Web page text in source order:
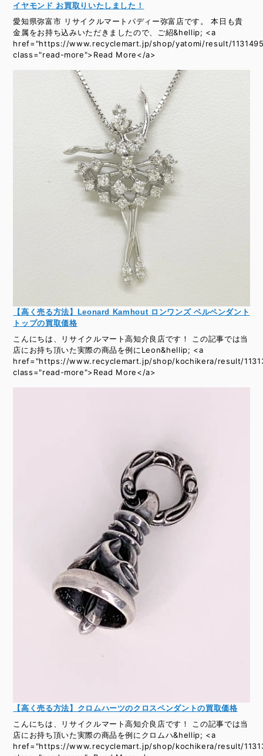
イヤモンド お買取りいたしました！
愛知県弥富市 リサイクルマートパディー弥富店です。 本日も貴
金属をお持ち込みいただきましたので、ご紹&hellip; <a
href="https://www.recyclemart.jp/shop/yatomi/result/
class="read-more">Read More</a>
【高く売る方法】Leonard Kamhout ロンワンズ ベルペンダント
トップの買取価格
こんにちは、リサイクルマート高知介良店です！ この記事では当
店にお持ち頂いた実際の商品を例にLeon&hellip; <a
href="https://www.recyclemart.jp/shop/kochikera/result/
class="read-more">Read More</a>
【高く売る方法】クロムハーツのクロスペンダントの買取価格
こんにちは、リサイクルマート高知介良店です！ この記事では当
店にお持ち頂いた実際の商品を例にクロムハ&hellip; <a
href="https://www.recyclemart.jp/shop/kochikera/result/